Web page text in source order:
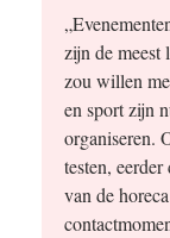
zijn de meest
zou willen
en sport zijn
organiseren.
testen,
van de